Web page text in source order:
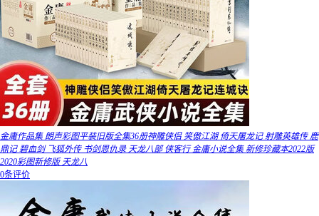
金庸作品集 朗声彩图平装旧版全集36册神雕侠侣 笑傲江湖 倚天屠龙记 射雕英雄传 鹿
鼎记 碧血剑 飞狐外传 书剑恩仇录 天龙八部 侠客行 金庸小说全集 新修珍藏本2022版
2020彩图新修版 天龙八
0条评价